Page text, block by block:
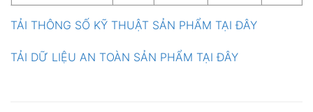
TẢI THÔNG SỐ KỸ THUẬT SẢN PHẨM TẠI ĐÂY
TẢI DỮ LIỆU AN TOÀN SẢN PHẨM TẠI ĐÂY